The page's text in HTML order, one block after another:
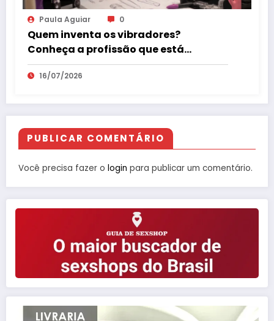
Paula Aguiar 0
Quem inventa os vibradores?
Conheça a profissão que está
revolucionando o mercado erótico
16/07/2026
PUBLICAR COMENTÁRIO
Você precisa fazer o login para publicar um comentário.